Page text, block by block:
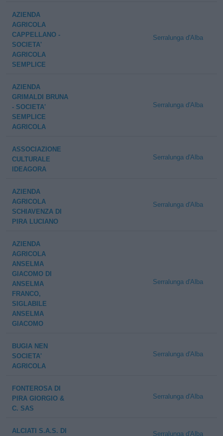
AZIENDA
AGRICOLA
CAPPELLANO -
SOCIETA'
AGRICOLA
SEMPLICE
Serralunga d'Alba
AZIENDA
GRIMALDI BRUNA
- SOCIETA'
SEMPLICE
AGRICOLA
Serralunga d'Alba
ASSOCIAZIONE
CULTURALE
IDEAGORA
Serralunga d'Alba
AZIENDA
AGRICOLA
SCHIAVENZA DI
PIRA LUCIANO
Serralunga d'Alba
AZIENDA
AGRICOLA
ANSELMA
GIACOMO DI
ANSELMA
FRANCO,
SIGLABILE
ANSELMA
GIACOMO
Serralunga d'Alba
BUGIA NEN
SOCIETA'
AGRICOLA
Serralunga d'Alba
FONTEROSA DI
PIRA GIORGIO &
C. SAS
Serralunga d'Alba
ALCIATI S.A.S. DI Serralunga d'Alba